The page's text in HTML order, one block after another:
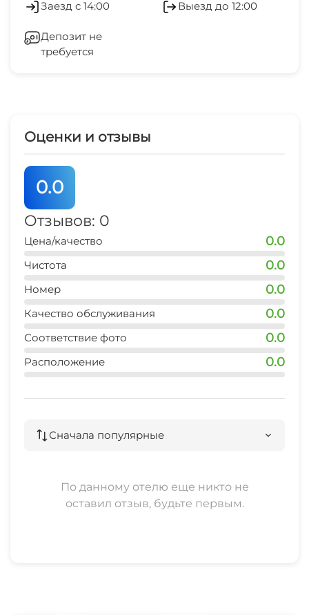
Маршруты для пеших прогулок
Дайвинг
центр развлечений
магазин продукты
12 мин
10 мин
банкомат Сбербанк
Гладильные принадлежности
СВЧ
Заезд с 14:00 Выезд до 12:00
Депозит не
требуется
Оценки и отзывы
0.0
Отзывов: 0
Цена/качество 0.0
Чистота 0.0
Номер 0.0
Качество обслуживания 0.0
Соответствие фото 0.0
Расположение 0.0
Сначала популярные
По данному отелю еще никто не
оставил отзыв, будьте первым.